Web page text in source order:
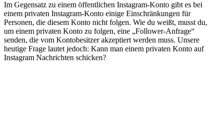
Im Gegensatz zu einem öffentlichen Instagram-Konto gibt es bei
einem privaten Instagram-Konto einige Einschränkungen für
Personen, die diesem Konto nicht folgen. Wie du weißt, musst du,
um einem privaten Konto zu folgen, eine „Follower-Anfrage“
senden, die vom Kontobesitzer akzeptiert werden muss. Unsere
heutige Frage lautet jedoch: Kann man einem privaten Konto auf
Instagram Nachrichten schicken?